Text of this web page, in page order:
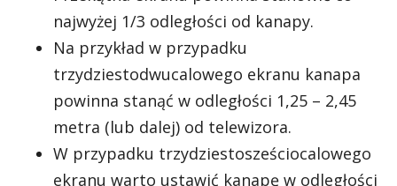
najwyżej 1/3 odległości od kanapy.
Na przykład w przypadku
trzydziestodwucalowego ekranu kanapa
powinna stanąć w odległości 1,25 – 2,45
metra (lub dalej) od telewizora.
W przypadku trzydziestosześciocalowego
ekranu warto ustawić kanapę w odległości